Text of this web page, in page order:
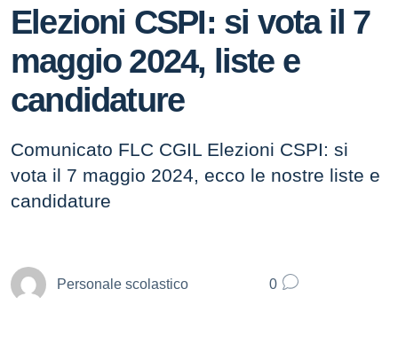
Elezioni CSPI: si vota il 7
maggio 2024, liste e
candidature
Comunicato FLC CGIL Elezioni CSPI: si
vota il 7 maggio 2024, ecco le nostre liste e
candidature
Personale scolastico 0